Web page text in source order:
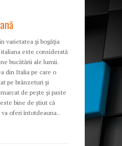
varietatea şi bogăţia
este considerată
bucătării ale lumii.
din Italia pe care o
pe brânzeturi și
de pește și paste
bine de știut că
va oferi întotdeauna..